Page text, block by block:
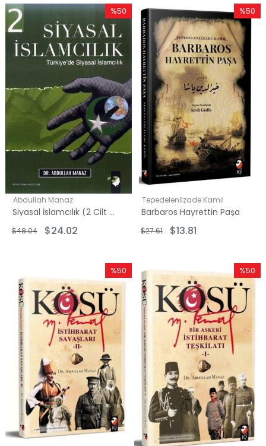
Abdullah Manaz
Siyasal İslamcılık (2 Cilt Takım)
$24.02
$48.04
%50
İndirim
%50İndirim
Tepedelenlizade Kamil
Barbaros Hayrettin Paşa
$13.81
$27.61
%50
İndirim
%50
İndirim
%50İndirim
%50
İndirim